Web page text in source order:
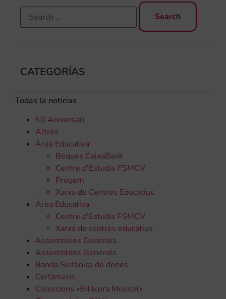
CATEGORÍAS
Todas la noticias
50 Aniversari
Altres
Àrea Educativa
Beques CaixaBank
Centre d'Estudis FSMCV
Progem
Xarxa de Centres Educatius
Àrea Educativa
Centre d'Estudis FSMCV
Xarxa de centres educatius
Assemblees Generals
Assemblees Generals
Banda Sinfònica de dones
Certàmens
Coleccions «Bitàcora Musical»